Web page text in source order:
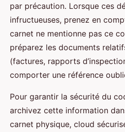
par précaution. Lorsque ces
infructueuses, prenez en
carnet ne mentionne pas ce
préparez les documents
(factures, rapports
comporter une référence
Pour garantir la sécurité du
archivez cette information
carnet physique, cloud